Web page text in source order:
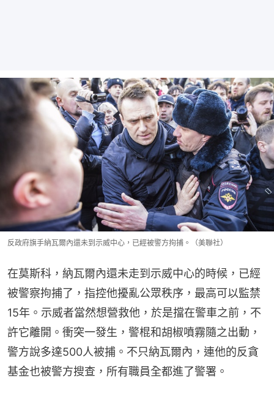
反政府旗手納瓦爾內還未到示威中心，已經被警方拘捕。（美聯社）
在莫斯科，納瓦爾內還未走到示威中心的時候，已經
被警察拘捕了，指控他擾亂公眾秩序，最高可以監禁
15年。示威者當然想營救他，於是擋在警車之前，不
許它離開。衝突一發生，警棍和胡椒噴霧隨之出動，
警方說多達500人被捕。不只納瓦爾內，連他的反貪
基金也被警方搜查，所有職員全都進了警署。